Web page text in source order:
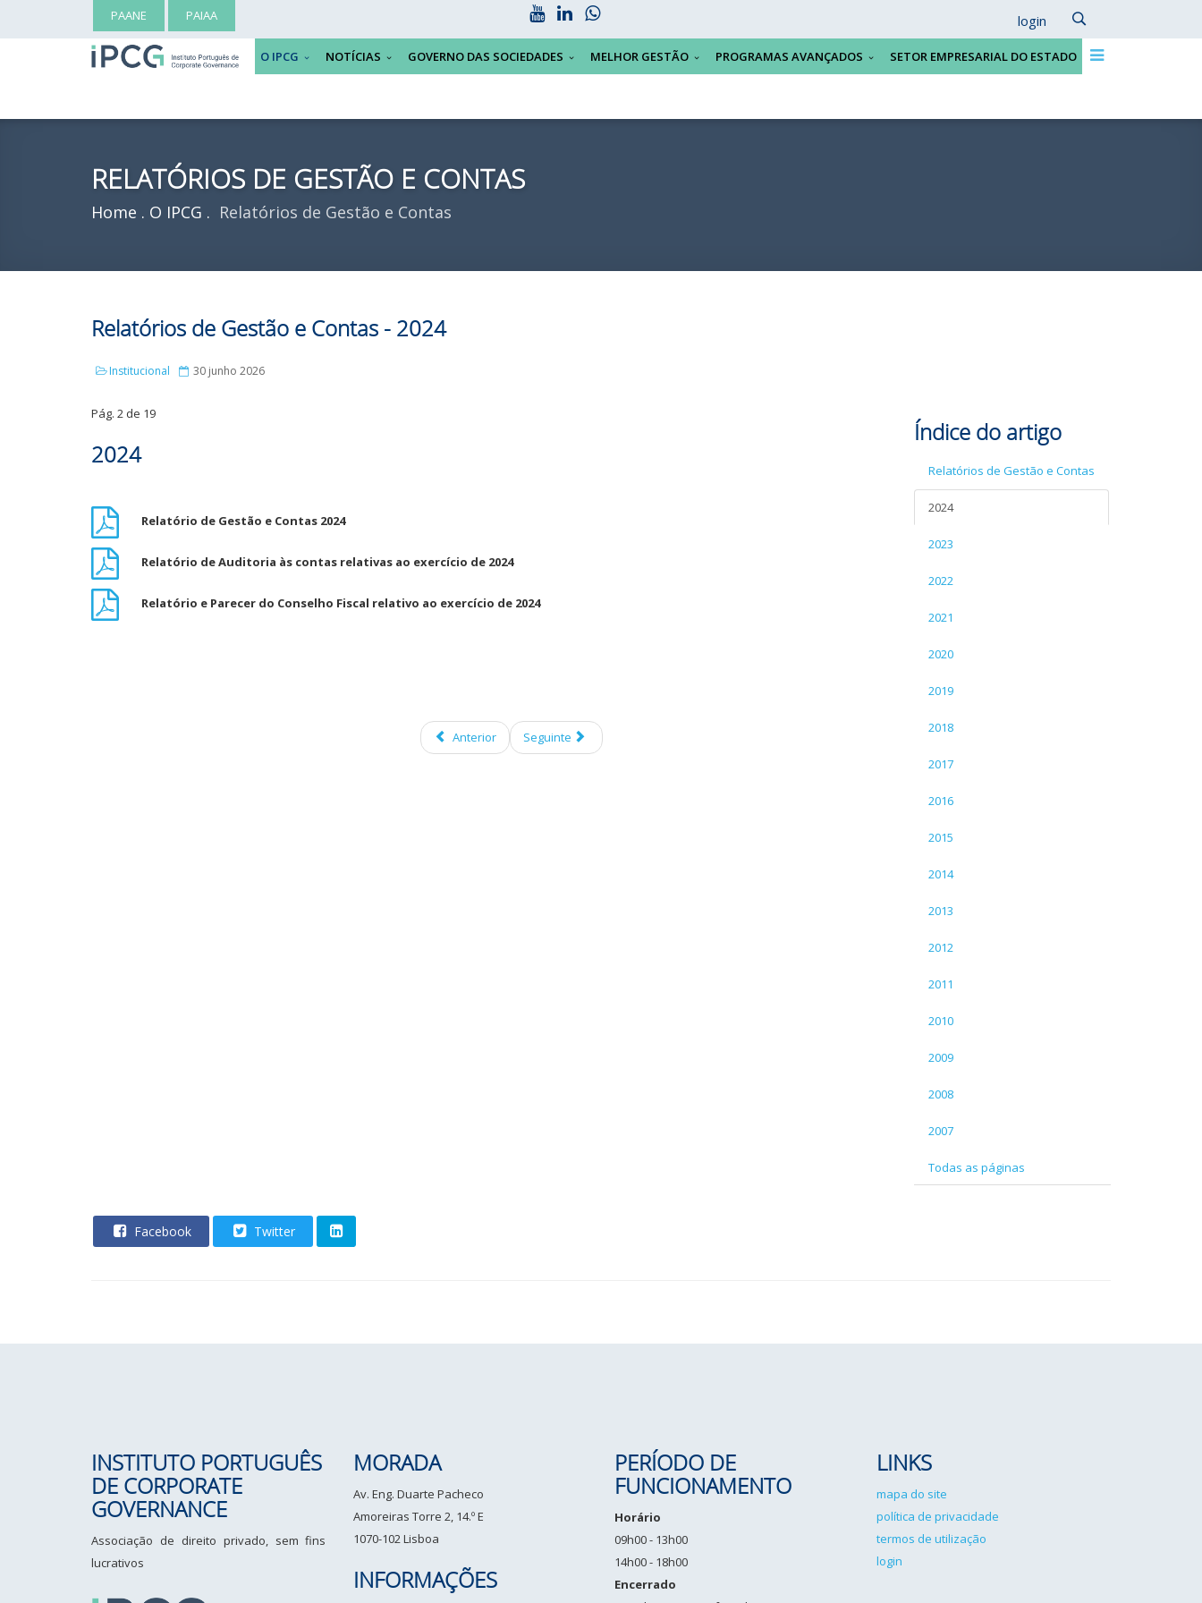
PAANE PAIAA login
O IPCG NOTÍCIAS GOVERNO DAS SOCIEDADES MELHOR GESTÃO PROGRAMAS AVANÇADOS SETOR EMPRESARIAL DO ESTADO
RELATÓRIOS DE GESTÃO E CONTAS
Home O IPCG Relatórios de Gestão e Contas
Relatórios de Gestão e Contas - 2024
Institucional 30 junho 2026
Índice do artigo
Relatórios de Gestão e Contas
2024
2023
2022
2021
2020
2019
2018
2017
2016
2015
2014
2013
2012
2011
2010
2009
2008
2007
Todas as páginas
Pág. 2 de 19
2024
Relatório de Gestão e Contas 2024
Relatório de Auditoria às contas relativas ao exercício de 2024
Relatório e Parecer do Conselho Fiscal relativo ao exercício de 2024
Anterior Seguinte
Facebook Twitter
INSTITUTO PORTUGUÊS
DE CORPORATE
GOVERNANCE
Associação de direito privado, sem fins
lucrativos
MORADA
Av. Eng. Duarte Pacheco
Amoreiras Torre 2, 14.º E
1070-102 Lisboa
INFORMAÇÕES
PERÍODO DE
FUNCIONAMENTO
Horário
09h00 - 13h00
14h00 - 18h00
Encerrado
LINKS
mapa do site
política de privacidade
termos de utilização
login